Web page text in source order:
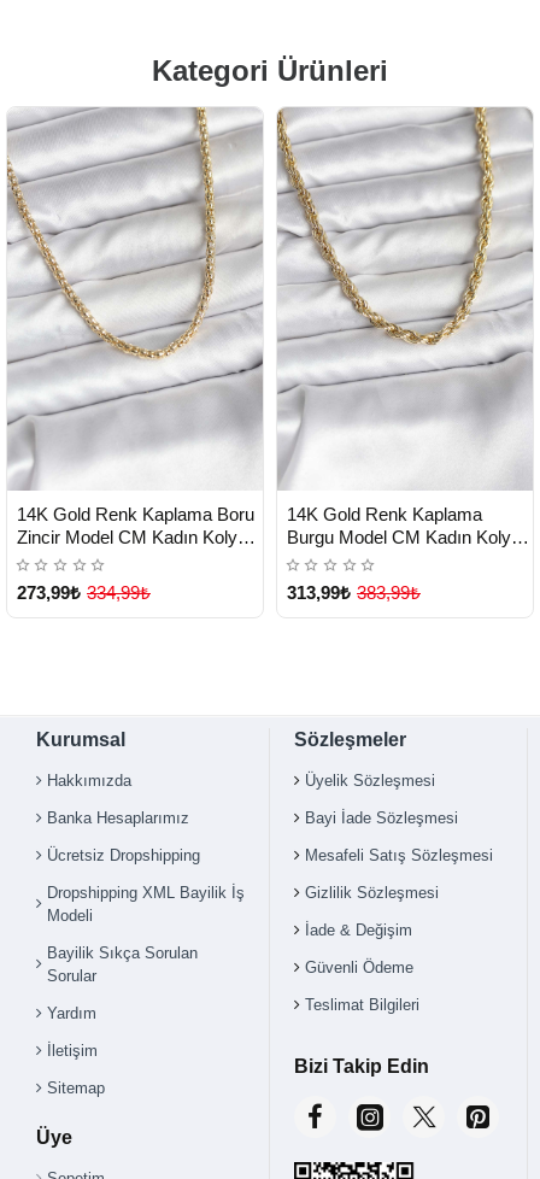
Kategori Ürünleri
TESLİMAT
14K Gold Renk Kaplama Boru
Zincir Model CM Kadın Kolye -
Lisinya
273,99₺ 334,99₺
TESLİMAT
14K Gold Renk Kaplama
Burgu Model CM Kadın Kolye -
Lisinya
313,99₺ 383,99₺
Kurumsal
Hakkımızda
Banka Hesaplarımız
Ücretsiz Dropshipping
Dropshipping XML Bayilik İş
Modeli
Bayilik Sıkça Sorulan
Sorular
Yardım
İletişim
Sitemap
Üye
Sözleşmeler
Üyelik Sözleşmesi
Bayi İade Sözleşmesi
Mesafeli Satış Sözleşmesi
Gizlilik Sözleşmesi
İade & Değişim
Güvenli Ödeme
Teslimat Bilgileri
Bizi Takip Edin